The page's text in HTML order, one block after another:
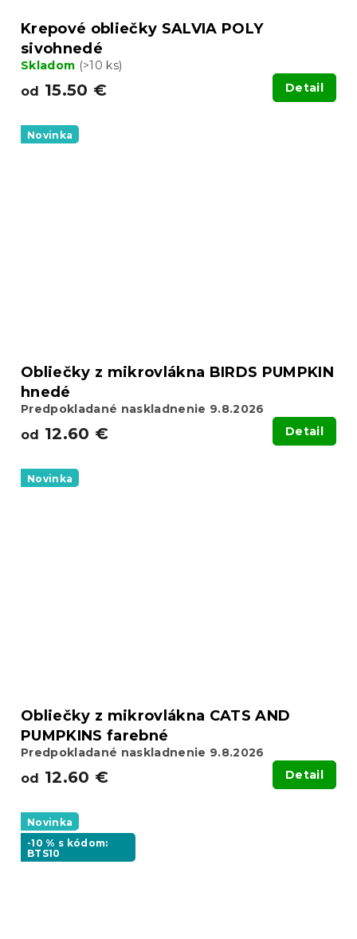
Krepové obliečky SALVIA POLY
sivohnedé
Skladom (>10 ks)
od 15.50 € Detail
Novinka
Obliečky z mikrovlákna BIRDS PUMPKIN
hnedé
Predpokladané naskladnenie 9.8.2026
od 12.60 € Detail
Novinka
Obliečky z mikrovlákna CATS AND
PUMPKINS farebné
Predpokladané naskladnenie 9.8.2026
od 12.60 € Detail
Novinka
-10 % s kódom:
BTS10